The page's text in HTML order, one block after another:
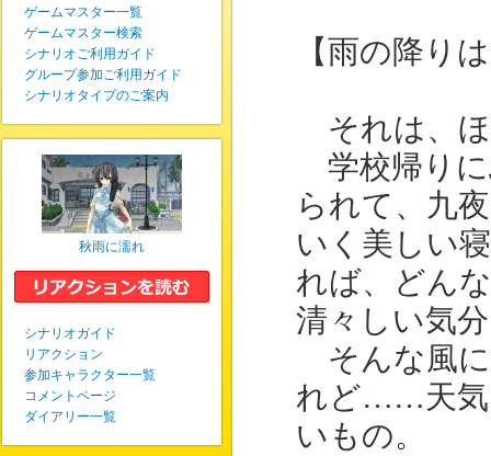
【雨の降り
それは、
学校帰りに
られて、九
いく美しい
れば、どん
清々しい気
そんな風に
れど……天気
いもの。
ゲームマスター一覧
ゲームマスター検索
シナリオご利用ガイド
グループ参加ご利用ガイド
シナリオタイプのご案内
秋雨に濡れ
シナリオガイド
リアクション
参加キャラクター一覧
コメントページ
ダイアリー一覧